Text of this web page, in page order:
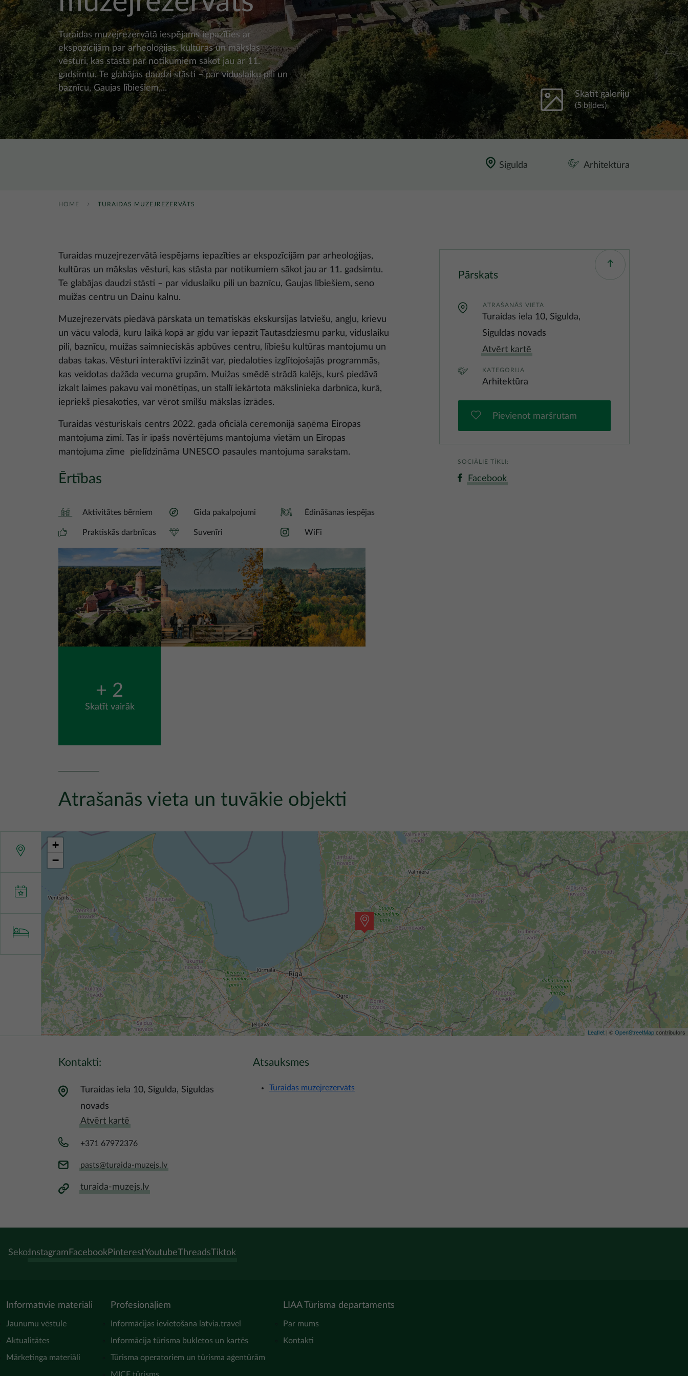
Turaidas muzejrezervātā iespējams iepazīties ar
ekspozīcijām par arheoloģijas, kultūras un mākslas
vēsturi, kas stāsta par notikumiem sākot jau ar 11.
gadsimtu. Te glabājas daudzi stāsti – par viduslaiku pili un
baznīcu, Gaujas lībiešiem,...
Skatīt galeriju
(5 bildes)
Sigulda Arhitektūra
HOME TURAIDAS MUZEJREZERVĀTS
Turaidas muzejrezervātā iespējams iepazīties ar ekspozīcijām par arheoloģijas,
kultūras un mākslas vēsturi, kas stāsta par notikumiem sākot jau ar 11. gadsimtu.
Te glabājas daudzi stāsti – par viduslaiku pili un baznīcu, Gaujas lībiešiem, seno
muižas centru un Dainu kalnu.
Muzejrezervāts piedāvā pārskata un tematiskās ekskursijas latviešu, angļu, krievu
un vācu valodā, kuru laikā kopā ar gidu var iepazīt Tautasdziesmu parku, viduslaiku
pili, baznīcu, muižas saimnieciskās apbūves centru, lībiešu kultūras mantojumu un
dabas takas. Vēsturi interaktīvi izzināt var, piedaloties izglītojošajās programmās,
kas veidotas dažāda vecuma grupām. Muižas smēdē strādā kalējs, kurš piedāvā
izkalt laimes pakavu vai monētiņas, un stallī iekārtota mākslinieka darbnīca, kurā,
iepriekš piesakoties, var vērot smilšu mākslas izrādes.
Turaidas vēsturiskais centrs 2022. gadā oficiālā ceremonijā saņēma Eiropas
mantojuma zīmi. Tas ir īpašs novērtējums mantojuma vietām un Eiropas
mantojuma zīme pielīdzināma UNESCO pasaules mantojuma sarakstam.
Ērtības
Aktivitātes bērniem Gida pakalpojumi Ēdināšanas iespējas
Praktiskās darbnīcas Suvenīri WiFi
Attēls Attēls
+ 2
Skatīt vairāk
Pārskats
ATRAŠANĀS VIETA
Turaidas iela 10, Sigulda,
Siguldas novads
Atvērt kartē
KATEGORIJA
Arhitektūra
Pievienot maršrutam
SOCIĀLIE TĪKLI:
Facebook
Atrašanās vieta un tuvākie objekti
+
−
Leaflet | ©OpenStreetMapcontributors
Kontakti:
Turaidas iela 10, Sigulda, Siguldas
novads
Atvērt kartē
+371 67972376
pasts@turaida-muzejs.lv
turaida-muzejs.lv
Atsauksmes
Turaidas muzejrezervāts
Seko:Instagram FacebookPinterestYoutubeThreadsTiktok
Informatīvie materiāli
Jaunumu vēstule
Aktualitātes
Mārketinga materiāli
Profesionāļiem
Informācijas ievietošana latvia.travel
Informācija tūrisma bukletos un kartēs
Tūrisma operatoriem un tūrisma aģentūrām
LIAA Tūrisma departaments
Par mums
Kontakti